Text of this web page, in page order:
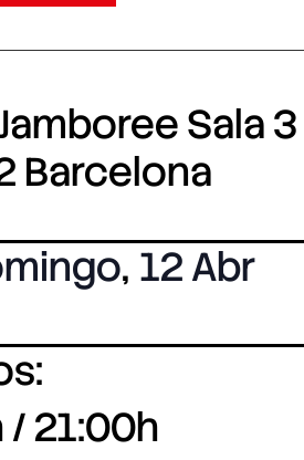
Sala
Barcelona
, 12 Abr
/ 21:00h